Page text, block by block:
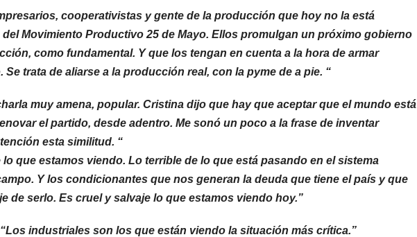
cooperativistas y gente de la producción que hoy no la está
Movimiento Productivo 25 de Mayo. Ellos promulgan un próximo gobierno
como fundamental. Y que los tengan en cuenta a la hora de armar
trata de aliarse a la producción real, con la pyme de a pie. “
muy amena, popular. Cristina dijo que hay que aceptar que el mundo está
el partido, desde adentro. Me sonó un poco a la frase de inventar
esta similitud. “
que estamos viendo. Lo terrible de lo que está pasando en el sistema
Y los condicionantes que nos generan la deuda que tiene el país y que
de serlo. Es cruel y salvaje lo que estamos viendo hoy.”
“Los industriales son los que están viendo la situación más crítica.”